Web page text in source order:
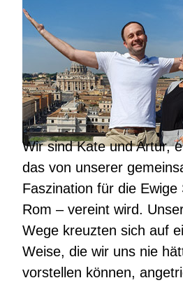
Wir sind Kate und Artur,
das von unserer
Faszination für die Ewige
Rom – vereint wird.
Wege kreuzten sich auf
Weise, die wir uns nie
vorstellen können,